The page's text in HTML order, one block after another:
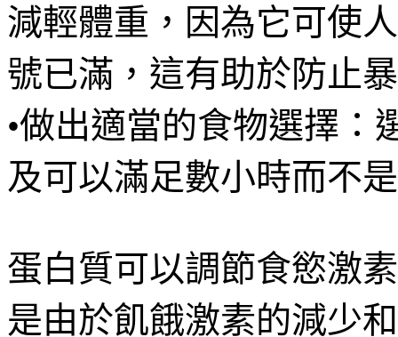
減輕體重，因為它可使
號已滿，這有助於防止
•做出適當的食物選擇：
及可以滿足數小時而不
蛋白質可以調節食慾激
是由於飢餓激素的減少